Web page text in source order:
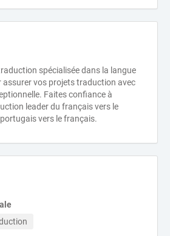
spécialisée dans la langue
assurer vos projets traduction avec
Faites confiance à
leader du français vers le
vers le français.